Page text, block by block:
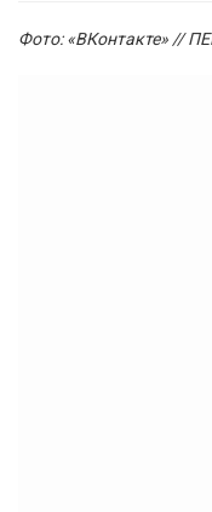
Фото: «ВКонтакте» //